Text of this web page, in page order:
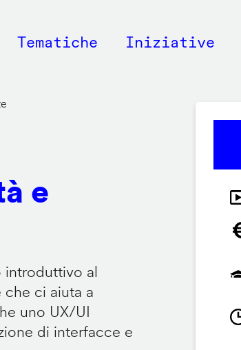
Main
Tematiche Iniziative
e
introduttivo al
ci aiuta a
uno UX/UI
di interfacce e